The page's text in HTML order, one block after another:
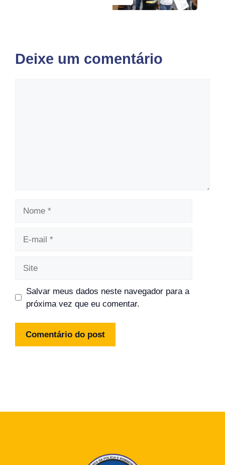
Deixe um comentário
Salvar meus dados neste navegador para a
próxima vez que eu comentar.